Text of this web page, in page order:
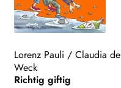
Lorenz Pauli / Claudia de
Weck
Richtig giftig